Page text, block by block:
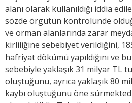
alanı olarak kullanıldığı iddia
sözde örgütün kontrolünde
ve orman alanlarında zarar
kirliliğine sebebiyet verildiğini,
hafriyat dökümü yapıldığını ve
sebebiyle yaklaşık 31 milyar TL
oluştuğunu, ayrıca yaklaşık 80
kaybı oluştuğunu öne